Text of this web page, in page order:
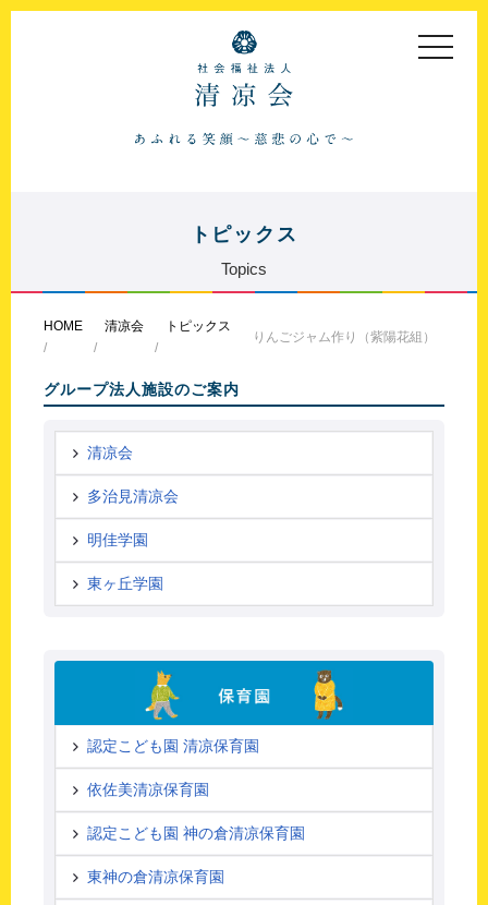
toggle
トピックス
Topics
HOME 清凉会 トピックス
りんごジャム作り（紫陽花組）
グループ法人施設のご案内
清凉会
多治見清凉会
明佳学園
東ヶ丘学園
認定こども園 清凉保育園
依佐美清凉保育園
認定こども園 神の倉清凉保育園
東神の倉清凉保育園